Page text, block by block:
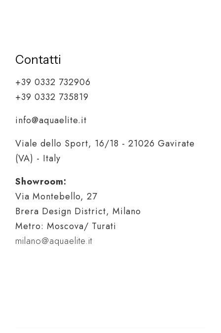
Contatti
+39 0332 732906
+39 0332 735819
info@aquaelite.it
Viale dello Sport, 16/18 - 21026 Gavirate
(VA) - Italy
Showroom:
Via Montebello, 27
Brera Design District, Milano
Metro: Moscova/ Turati
milano@aquaelite.it